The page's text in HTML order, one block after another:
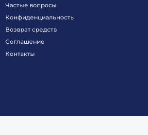
Частые вопросы
Конфиденциальность
Возврат средств
Соглашение
Контакты